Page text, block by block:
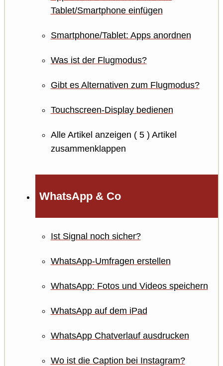
Tablet/Smartphone einfügen
Smartphone/Tablet: Apps anordnen
Was ist der Flugmodus?
Gibt es Alternativen zum Flugmodus?
Touchscreen-Display bedienen
Alle Artikel anzeigen ( 5 ) Artikel
zusammenklappen
WhatsApp & Co
Ist Signal noch sicher?
WhatsApp-Umfragen erstellen
WhatsApp: Fotos und Videos speichern
WhatsApp auf dem iPad
WhatsApp Chatverlauf ausdrucken
Wo ist die Caption bei Instagram?